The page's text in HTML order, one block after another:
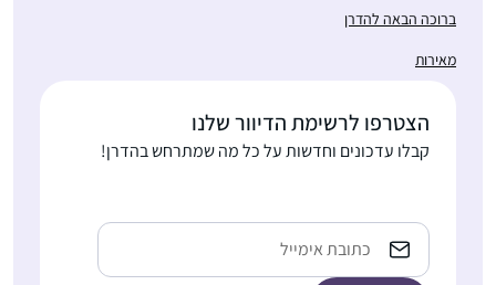
ברוכה הבאה להדרן
מאירות
הצטרפו לרשימת הדיוור שלנו
קבלו עדכונים וחדשות על כל מה שמתרחש בהדרן!
Email